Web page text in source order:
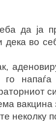
да ја
дека во
вакцина
неколку